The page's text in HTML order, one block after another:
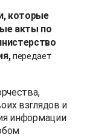
которые
акты по
передает
взглядов и
информации